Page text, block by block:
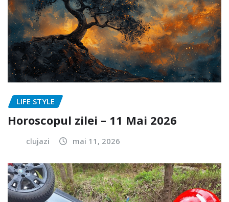
LIFE STYLE
Horoscopul zilei – 11 Mai 2026
clujazi mai 11, 2026